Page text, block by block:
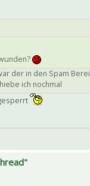
der in den Spam
ich nochmal